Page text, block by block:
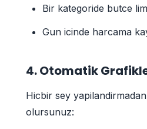
Bir kategoride butce
Gun icinde harcama
4. Otomatik
Hicbir sey
olursunuz: